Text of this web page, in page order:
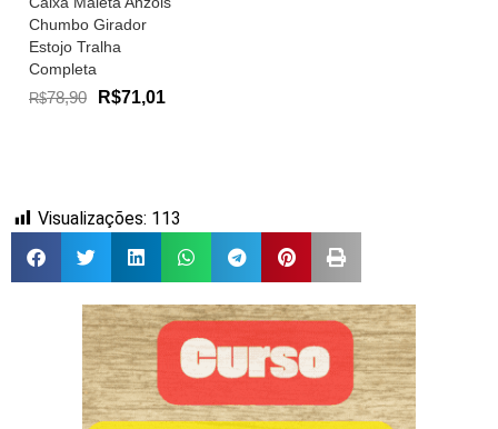
Chumbo Girador
Estojo Tralha
Completa
R$78,90 R$71,01
Visualizações: 113